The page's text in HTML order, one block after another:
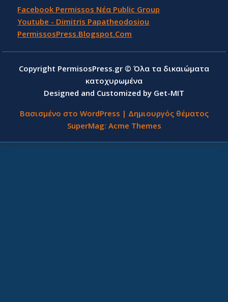
Facebook Permissos Νέα Public Group
Youtube - Dimitris Papatheodosiou
PermissosPress.Blogspot.Com
Copyright PermisosPress.gr © Όλα τα δικαιώματα
κατοχυρωμένα
Designed and Customized by Get-MIT
Βασισμένο στο WordPress | Δημιουργός θέματος
SuperMag: Acme Themes